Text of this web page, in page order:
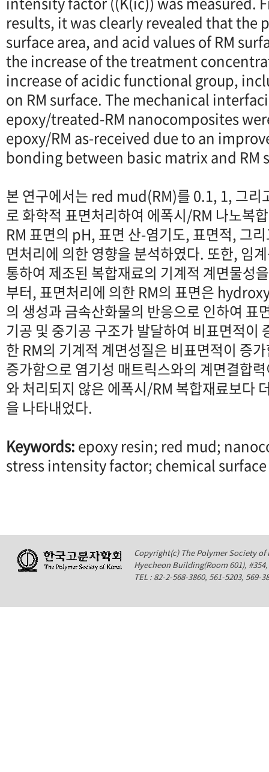
results, it was clearly revealed that the
surface area, and acid values of RM
the increase of the treatment
increase of acidic functional group,
on RM surface. The mechanical
epoxy/treated-RM nanocomposites
epoxy/RM as-received due to an
bonding between basic matrix and RM
본 연구에서는 red mud(RM)를 0.1, 1, 그리
로 화학적 표면처리하여 에폭시/RM 나노복
RM 표면의 pH, 표면 산-염기도, 표면적, 그
면처리에 의한 영향을 분석하였다. 또한, 임
통하여 제조된 복합재료의 기계적 계면물성
부터, 표면처리에 의한 RM의 표면은
의 생성과 금속산화물의 반응으로 인하여 표
기공 및 중기공 구조가 발달하여 비표면적이
한 RM의 기계적 계면성질은 비표면적이 증
증가함으로 염기성 매트릭스와의 계면결합
와 처리되지 않은 에폭시/RM 복합재료보다
을 나타내었다.
Keywords:epoxy resin; red mud;
stress intensity factor; chemical
Copyright(c) The Polymer Society of
Hyecheon Building(Room 601),
TEL : 82-2-568-3860, 561-5203,